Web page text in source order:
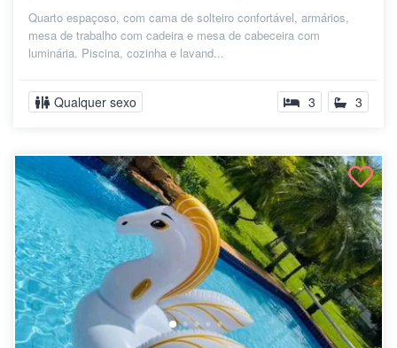
Quarto espaçoso, com cama de solteiro confortável, armários,
mesa de trabalho com cadeira e mesa de cabeceira com
luminária. Piscina, cozinha e lavand...
Qualquer sexo 3 3